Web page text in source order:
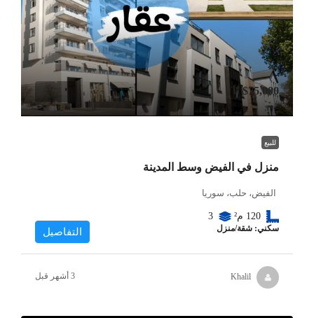
$75,000
للبيع
منزل في الفيض وسط المدينة
الفيض، حلب، سوريا
120 م² 3
سكني: شقة/منزل التفاصيل
Khalil